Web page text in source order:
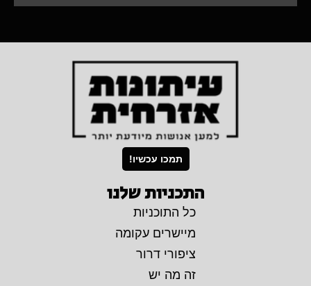
תמכו עכשיו!
התכניות שלנו
כל התוכניות
מיישרים עקומה
ציפורי דרור
זה מה יש